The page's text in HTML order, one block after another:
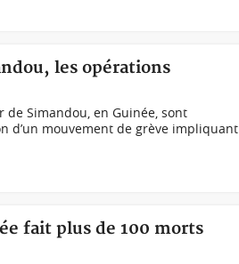
les opérations
Simandou, en Guinée, sont
d’un mouvement de grève impliquant
fait plus de 100 morts